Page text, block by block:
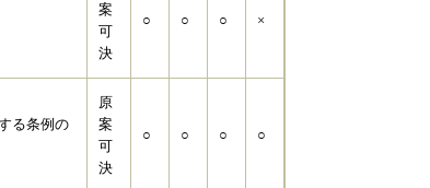
案
可
決
○ ○ ○ ×
る条例の
原
案
可
決
○ ○ ○ ○